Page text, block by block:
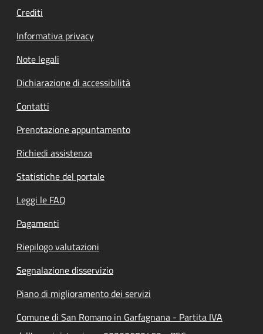
Crediti
Informativa privacy
Note legali
Dichiarazione di accessibilità
Contatti
Prenotazione appuntamento
Richiedi assistenza
Statistiche del portale
Leggi le FAQ
Pagamenti
Riepilogo valutazioni
Segnalazione disservizio
Piano di miglioramento dei servizi
Comune di San Romano in Garfagnana - Partita IVA